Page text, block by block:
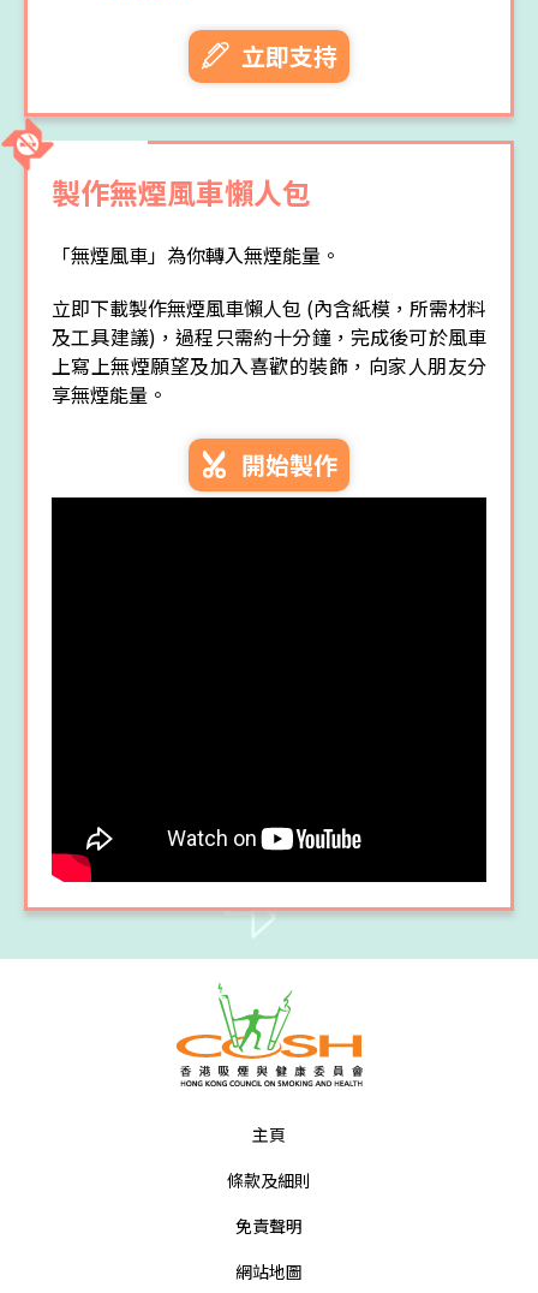
立即支持
製作無煙風車懶人包
「無煙風車」為你轉入無煙能量。
立即下載製作無煙風車懶人包 (內含紙模，所需材料
及工具建議)，過程只需約十分鐘，完成後可於風車
上寫上無煙願望及加入喜歡的裝飾，向家人朋友分
享無煙能量。
開始製作
主頁
條款及細則
免責聲明
網站地圖